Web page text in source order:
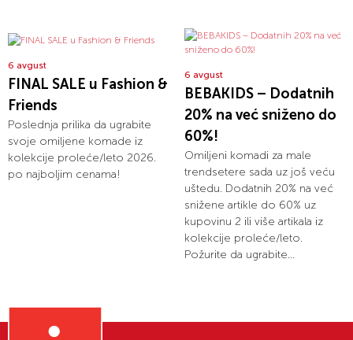
6 avgust
FINAL SALE u Fashion &
Friends
Poslednja prilika da ugrabite
svoje omiljene komade iz
kolekcije proleće/leto 2026.
po najboljim cenama!
6 avgust
BEBAKIDS – Dodatnih
20% na već sniženo do
60%!
Omiljeni komadi za male
trendsetere sada uz još veću
uštedu. Dodatnih 20% na već
snižene artikle do 60% uz
kupovinu 2 ili više artikala iz
kolekcije proleće/leto.
Požurite da ugrabite...